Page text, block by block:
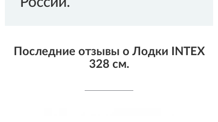
Последние отзывы о Лодки INTEX
328 см.